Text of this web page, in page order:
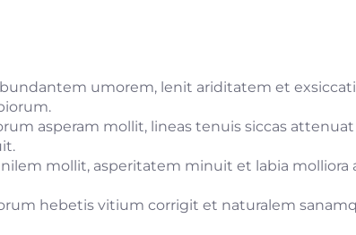
umorem, lenit ariditatem et
asperam mollit, lineas tenuis siccas
mollit, asperitatem minuit et labia molliora
hebetis vitium corrigit et naturalem